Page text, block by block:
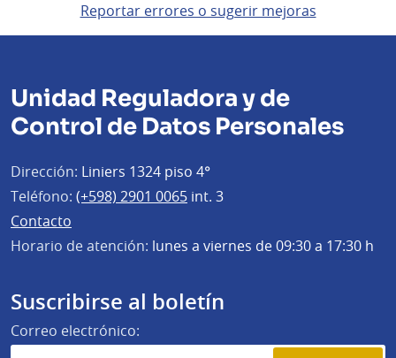
Reportar errores o sugerir mejoras
Unidad Reguladora y de
Control de Datos Personales
Dirección: Liniers 1324 piso 4°
Teléfono: (+598) 2901 0065 int. 3
Contacto
Horario de atención: lunes a viernes de 09:30 a 17:30 h
Suscribirse al boletín
Correo electrónico: